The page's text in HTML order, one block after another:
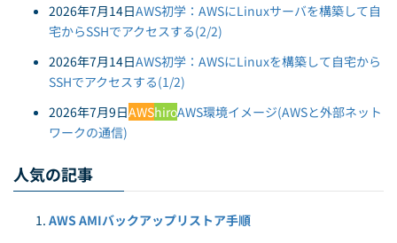
2026年7月14日AWS初学：AWSにLinuxサーバを構築して自
宅からSSHでアクセスする(2/2)
2026年7月14日AWS初学：AWSにLinuxを構築して自宅から
SSHでアクセスする(1/2)
2026年7月9日AWShiroAWS環境イメージ(AWSと外部ネット
ワークの通信)
人気の記事
AWS AMIバックアップリストア手順